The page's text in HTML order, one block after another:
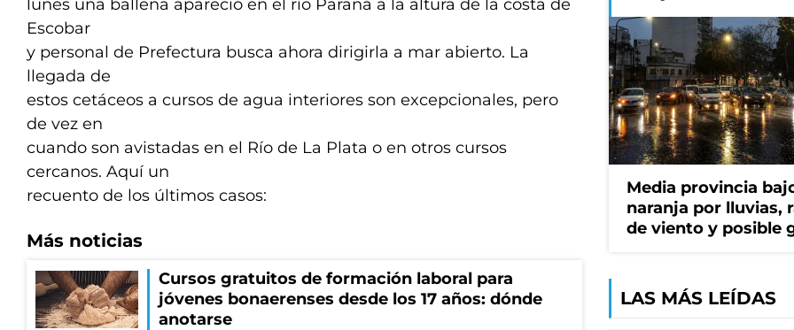
lunes una ballena apareció en el río Paraná a la altura de la costa de
Escobar
y personal de Prefectura busca ahora dirigirla a mar abierto. La
llegada de
estos cetáceos a cursos de agua interiores son excepcionales, pero
de vez en
cuando son avistadas en el Río de La Plata o en otros cursos
cercanos. Aquí un
recuento de los últimos casos:
Más noticias
Cursos gratuitos de formación laboral para
jóvenes bonaerenses desde los 17 años: dónde
anotarse
Media provincia
naranja por lluvias,
de viento y posible
LAS MÁS LEÍDAS